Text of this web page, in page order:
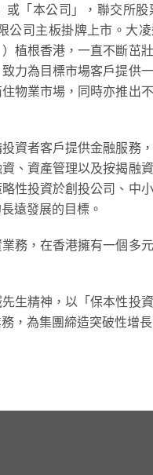
或「本公司」，聯交所
公司主板掛牌上市。大
植根香港，一直不斷茁
力為目標市場客戶提供
物業市場，同時亦推出
資者客戶提供金融服務
、資產管理以及按揭融
性投資於創投公司、中
遠發展的目標。
務，在香港擁有一個多
生精神，以「保本性投
，為集團締造突破性增